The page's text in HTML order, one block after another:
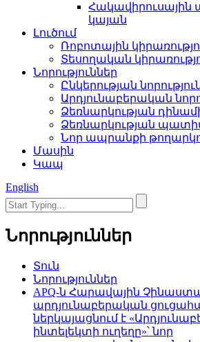
կայան
Լուծում
Ռոբոտային
Տեսողական
Նորություններ
Ընկերության
Արդյունաբերական
Ձեռնարկության
Ձեռնարկության
Նոր ապրանքի
Մասին
Կապ
English
Նորություններ
Տուն
Նորություններ
APQ-ն Հարավային
արդյունաբերական
ներկայացնում է
ինտելեկտի ուղեղը»՝ նոր